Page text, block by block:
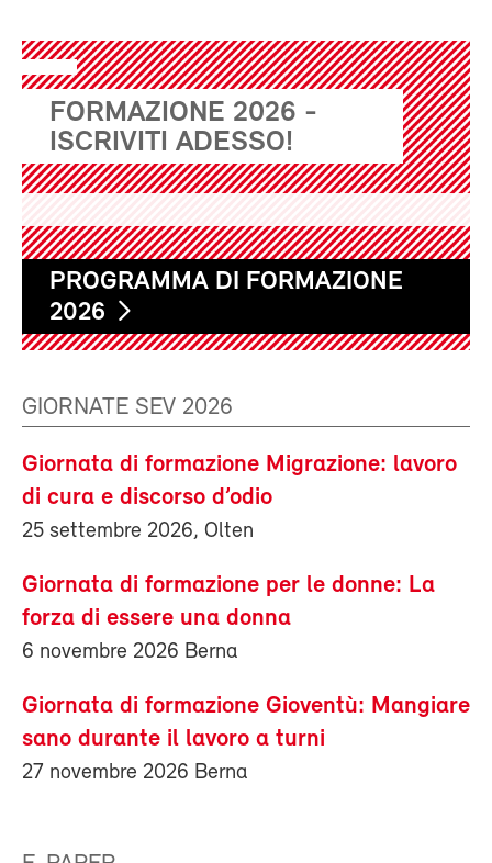
FORMAZIONE 2026 -
ISCRIVITI ADESSO!
PROGRAMMA DI FORMAZIONE
2026
GIORNATE SEV 2026
Giornata di formazione Migrazione: lavoro
di cura e discorso d’odio
25 settembre 2026, Olten
Giornata di formazione per le donne: La
forza di essere una donna
6 novembre 2026 Berna
Giornata di formazione Gioventù: Mangiare
sano durante il lavoro a turni
27 novembre 2026 Berna